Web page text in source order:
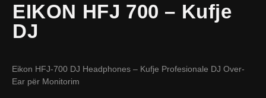
EIKON HFJ 700 – Kufje
DJ
Eikon HFJ-700 DJ Headphones – Kufje Profesionale DJ Over-
Ear për Monitorim